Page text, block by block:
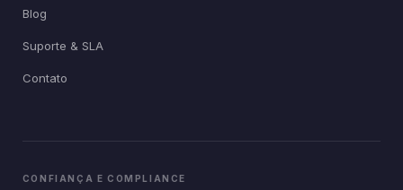
Blog
Suporte & SLA
Contato
CONFIANÇA E COMPLIANCE